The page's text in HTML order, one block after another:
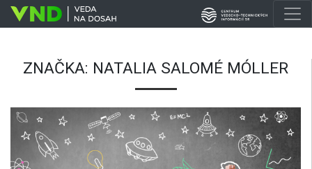
ZNAČKA: NATALIA SALOMÉ MÓLLER